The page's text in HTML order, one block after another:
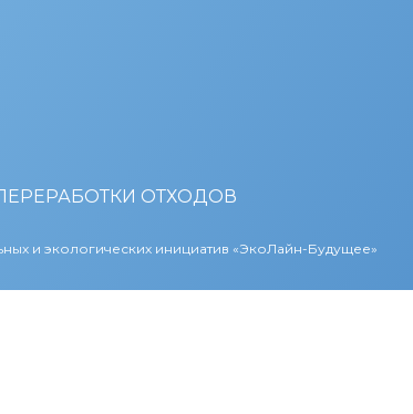
ОТХОДОВ
и экологических инициатив «ЭкоЛайн-Будущее»